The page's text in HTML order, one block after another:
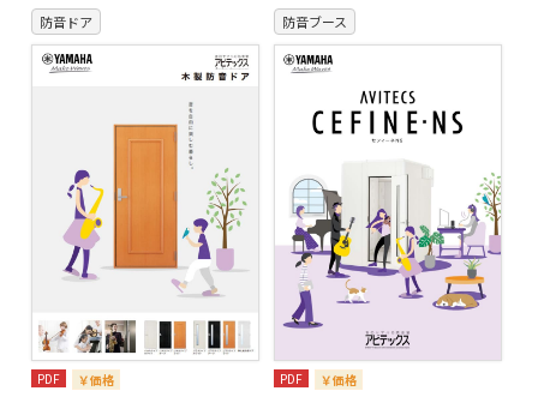
防音ドア
PDF ￥価格
防音ブース
PDF ￥価格